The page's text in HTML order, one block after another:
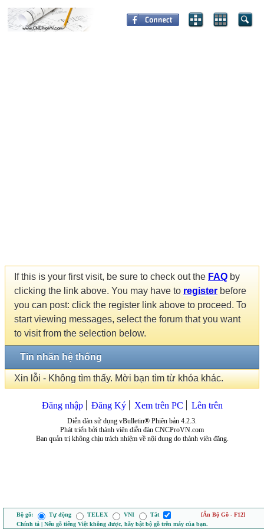
If this is your first visit, be sure to check out the FAQ by
clicking the link above. You may have to register before
you can post: click the register link above to proceed. To
start viewing messages, select the forum that you want
to visit from the selection below.
Tin nhắn hệ thống
Xin lỗi - Không tìm thấy. Mời bạn tìm từ khóa khác.
Đăng nhập Đăng Ký Xem trên PC Lên trên
Diễn đàn sử dụng vBulletin® Phiên bản 4.2.3.
Phát triển bởi thành viên diễn đàn CNCProVN.com
Ban quản trị không chịu trách nhiệm về nội dung do thành viên đăng.
Bộ gõ: Tự động TELEX VNI Tắt
[Ẩn Bộ Gõ - F12]
Chính tả | Nếu gõ tiếng Việt không được, hãy bật bộ gõ trên máy của bạn.